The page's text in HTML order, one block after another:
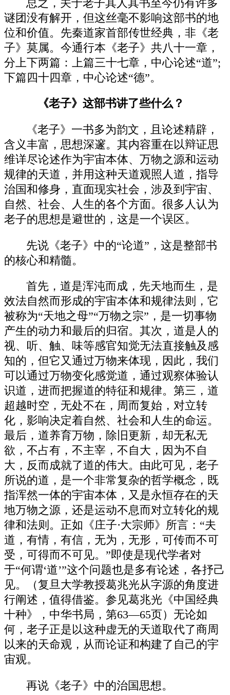
总之，关于老子其人其书至今仍有许多
谜团没有解开，但这丝毫不影响这部书的地
位和价值。先秦道家首部传世经典，非《老
子》莫属。今通行本《老子》共八十一章，
分上下两篇：上篇三十七章，中心论述“道”;
下篇四十四章，中心论述“德”。
《老子》这部书讲了些什么？
《老子》一书多为韵文，且论述精辟，
含义丰富，思想深邃。其内容重在以辩证思
维详尽论述作为宇宙本体、万物之源和运动
规律的天道，并用这种天道观照人道，指导
治国和修身，直面现实社会，涉及到宇宙、
自然、社会、人生的各个方面。很多人认为
老子的思想是避世的，这是一个误区。
先说《老子》中的“论道”，这是整部书
的核心和精髓。
首先，道是浑沌而成，先天地而生，是
效法自然而形成的宇宙本体和规律法则，它
被称为“天地之母”“万物之宗”，是一切事物
产生的动力和最后的归宿。其次，道是人的
视、听、触、味等感官知觉无法直接触及感
知的，但它又通过万物来体现，因此，我们
可以通过万物变化感觉道，通过观察体验认
识道，进而把握道的特征和规律。第三，道
超越时空，无处不在，周而复始，对立转
化，影响决定着自然、社会和人生的命运。
最后，道养育万物，除旧更新，却无私无
欲，不占有，不主宰，不自大，因为不自
大，反而成就了道的伟大。由此可见，老子
所说的道，是一个非常复杂的哲学概念，既
指浑然一体的宇宙本体，又是永恒存在的天
地万物之源，还是运动不息而对立转化的规
律和法则。正如《庄子·大宗师》所言：“夫
道，有情，有信，无为，无形，可传而不可
受，可得而不可见。”即使是现代学者对
于“何谓‘道’”这个问题也是多有论述，各抒己
见。（复旦大学教授葛兆光从字源的角度进
行阐述，值得借鉴。参见葛兆光《中国经典
十种》，中华书局，第63—65页）无论如
何，老子正是以这种虚无的天道取代了商周
以来的天命观，从而论证和构建了自己的宇
宙观。
再说《老子》中的治国思想。